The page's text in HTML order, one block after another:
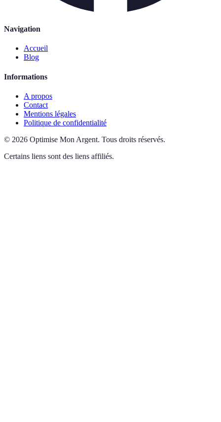
Navigation
Accueil
Blog
Informations
A propos
Contact
Mentions légales
Politique de confidentialité
© 2026 Optimise Mon Argent. Tous droits réservés.
Certains liens sont des liens affiliés.